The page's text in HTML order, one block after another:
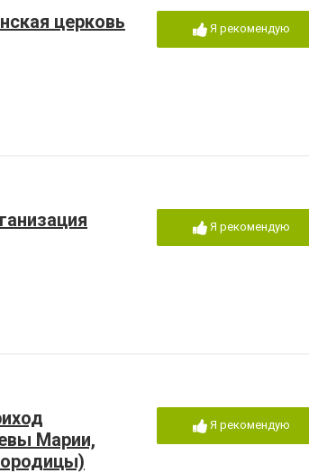
церковь Я рекомендую
Я рекомендую
Марии,
Я рекомендую